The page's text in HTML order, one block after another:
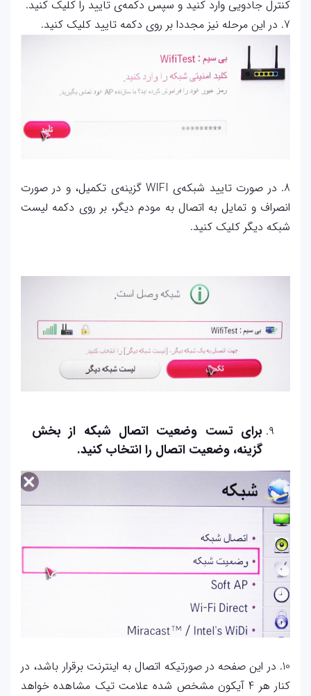
کنترل جادویی وارد کنید و سپس دکمه‌ی تایید را کلیک کنید.
7. در این مرحله نیز مجددا بر روی دکمه تایید کلیک کنید.
8. در صورت تایید شبکه‌ی WIFI گزینه‌ی تکمیل، و در صورت
انصراف و تمایل به اتصال به مودم دیگر، بر روی دکمه‌ لیست
شبکه دیگر کلیک کنید.
برای تست وضعیت اتصال شبکه از بخش
گزینه، وضعیت اتصال را انتخاب کنید.
10. در این صفحه در صورتیکه اتصال به اینترنت برقرار باشد، در
کنار هر 4 آیکون مشخص شده علامت تیک مشاهده خواهد